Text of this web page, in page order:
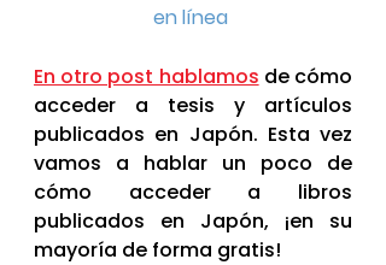
en línea
En otro post hablamos de cómo
acceder a tesis y artículos
publicados en Japón. Esta vez
vamos a hablar un poco de
cómo acceder a libros
publicados en Japón, ¡en su
mayoría de forma gratis!